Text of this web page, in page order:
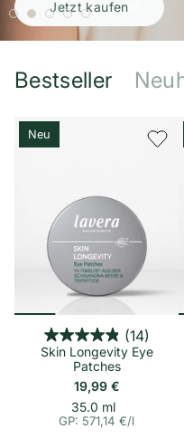
Jetzt kaufen
Bestseller
Neu
(14)
Skin Longevity Eye
Patches
19,99 €
E
i
n
35.0 ml
GP: 571,14 €/
p
r
l